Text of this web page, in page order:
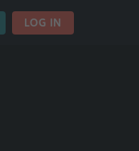
LOG IN